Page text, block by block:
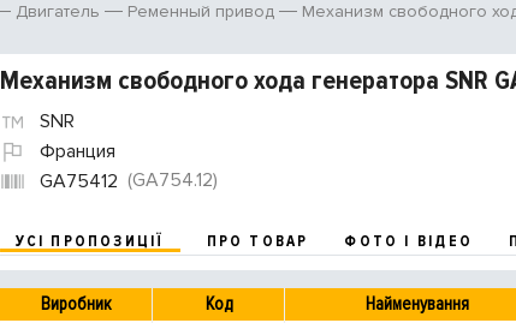
Двигатель Ременный привод Механизм свободного
Механизм свободного хода генератора SNR
SNR
Франция
GA75412 (GA754.12)
УСІ ПРОПОЗИЦІЇ ПРО ТОВАР ФОТО І ВІДЕО
Виробник Код Найменування